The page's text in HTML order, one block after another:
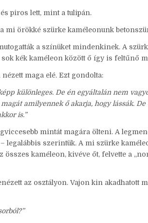
piros lett, mint a tulipán.
mi örökké szürke kaméleonunk
a színüket mindenkinek. A
sok kék kaméleon között ő így is feltűnő
maga elé. Ezt gondolta:
különleges. De én egyáltalán nem
amilyennek ő akarja, hogy lássák.
is.”
mintát magára ölteni. A
legalábbis szerintük. A mi szürke
összes kaméleon, kivéve őt, felvette a
az osztályon. Vajon kin akadhatott